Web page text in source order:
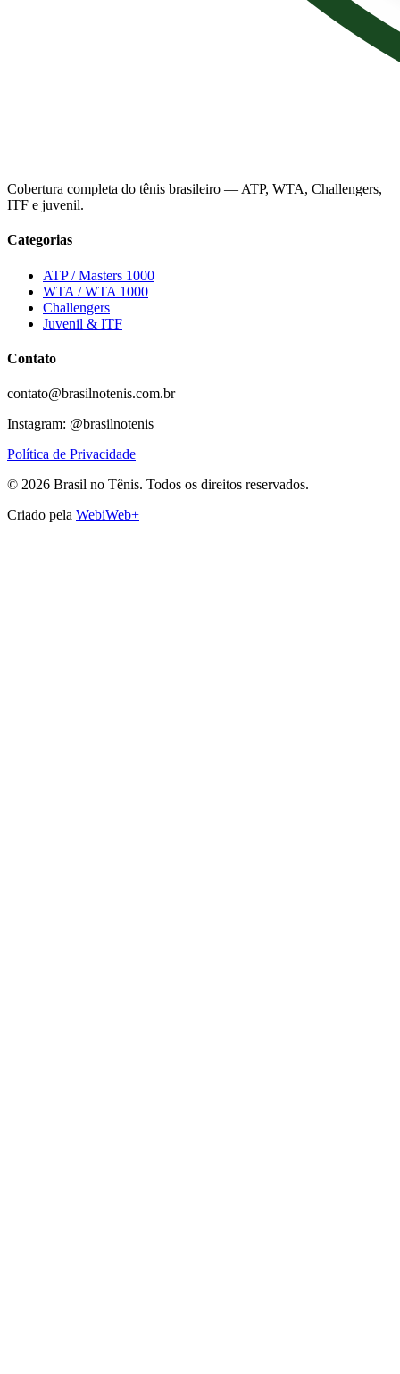
Cobertura completa do tênis brasileiro — ATP, WTA, Challengers,
ITF e juvenil.
Categorias
ATP / Masters 1000
WTA / WTA 1000
Challengers
Juvenil & ITF
Contato
contato@brasilnotenis.com.br
Instagram: @brasilnotenis
Política de Privacidade
© 2026 Brasil no Tênis. Todos os direitos reservados.
Criado pela WebiWeb+